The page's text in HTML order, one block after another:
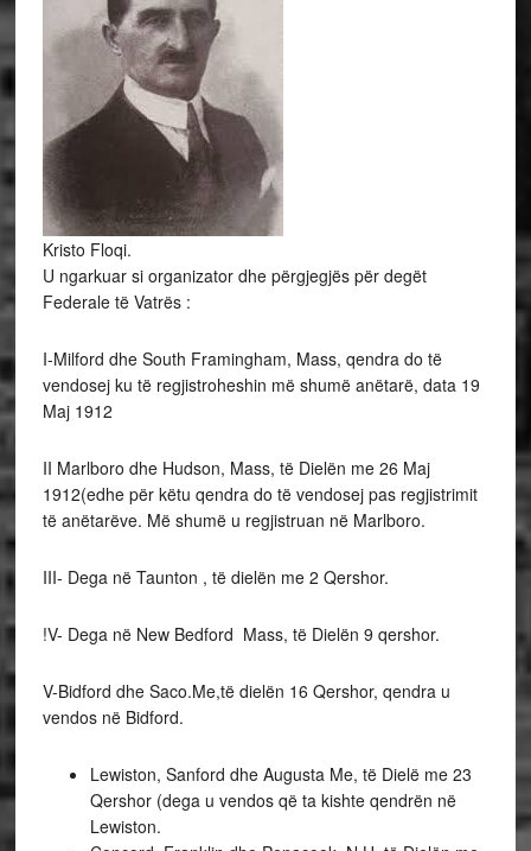
Kristo Floqi.
U ngarkuar si organizator dhe përgjegjës për degët
Federale të Vatrës :
I-Milford dhe South Framingham, Mass, qendra do të
vendosej ku të regjistroheshin më shumë anëtarë, data 19
Maj 1912
II Marlboro dhe Hudson, Mass, të Dielën me 26 Maj
1912(edhe për këtu qendra do të vendosej pas regjistrimit
të anëtarëve. Më shumë u regjistruan në Marlboro.
III- Dega në Taunton , të dielën me 2 Qershor.
!V- Dega në New Bedford Mass, të Dielën 9 qershor.
V-Bidford dhe Saco.Me,të dielën 16 Qershor, qendra u
vendos në Bidford.
Lewiston, Sanford dhe Augusta Me, të Dielë me 23
Qershor (dega u vendos që ta kishte qendrën në
Lewiston.